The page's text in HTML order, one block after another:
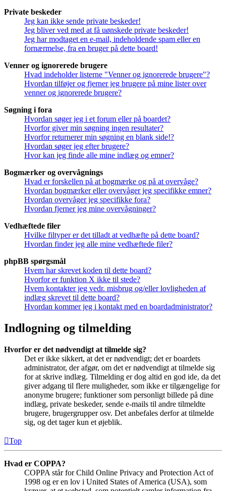
Private beskeder
Jeg kan ikke sende private beskeder!
Jeg bliver ved med at få uønskede private beskeder!
Jeg har modtaget en e-mail, indeholdende spam eller en
fornærmelse, fra en bruger på dette board!
Venner og ignorerede brugere
Hvad indeholder listerne "Venner og ignorerede brugere"?
Hvordan tilføjer og fjerner jeg brugere på mine lister over
venner og ignorerede brugere?
Søgning i fora
Hvordan søger jeg i et forum eller på boardet?
Hvorfor giver min søgning ingen resultater?
Hvorfor returnerer min søgning en blank side!?
Hvordan søger jeg efter brugere?
Hvor kan jeg finde alle mine indlæg og emner?
Bogmærker og overvågnings
Hvad er forskellen på at bogmærke og på at overvåge?
Hvordan bogmærker eller overvåger jeg specifikke emner?
Hvordan overvåger jeg specifikke fora?
Hvordan fjerner jeg mine overvågninger?
Vedhæftede filer
Hvilke filtyper er det tilladt at vedhæfte på dette board?
Hvordan finder jeg alle mine vedhæftede filer?
phpBB spørgsmål
Hvem har skrevet koden til dette board?
Hvorfor er funktion X ikke til stede?
Hvem kontakter jeg vedr. misbrug og/eller lovligheden af
indlæg skrevet til dette board?
Hvordan kommer jeg i kontakt med en boardadministrator?
Indlogning og tilmelding
Hvorfor er det nødvendigt at tilmelde sig?
Det er ikke sikkert, at det er nødvendigt; det er boardets
administrator, der afgør, om det er nødvendigt at tilmelde sig
for at skrive indlæg. Tilmelding er dog altid en god ide, da det
giver adgang til flere muligheder, som ikke er tilgængelige for
anonyme brugere; funktioner som personligt billede på dine
indlæg, private beskeder, sende e-mails til andre tilmeldte
brugere, brugergrupper osv. Det anbefales derfor at tilmelde
sig, og det tager kun et øjeblik.
Top
Hvad er COPPA?
COPPA står for Child Online Privacy and Protection Act of
1998 og er en lov i United States of America (USA), som